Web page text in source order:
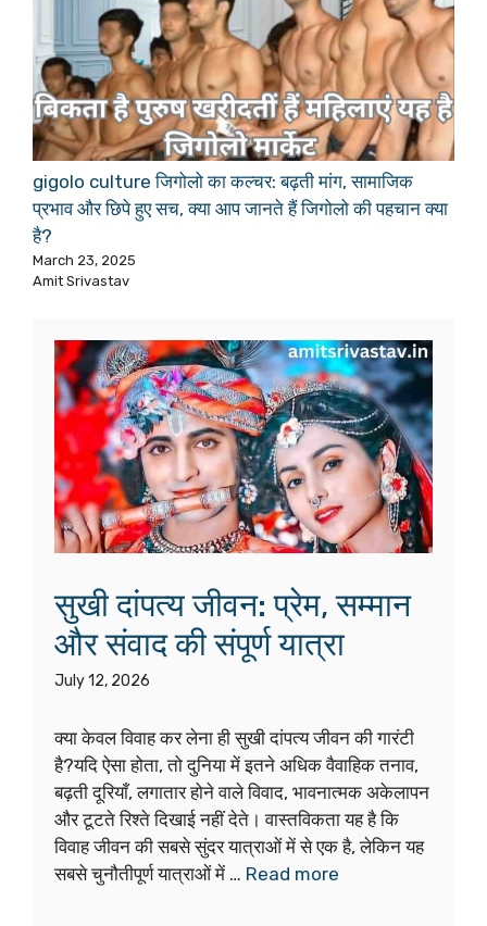
gigolo culture जिगोलो का कल्चर: बढ़ती मांग, सामाजिक
प्रभाव और छिपे हुए सच, क्या आप जानते हैं जिगोलो की पहचान क्या
है?
March 23, 2025
Amit Srivastav
सुखी दांपत्य जीवन: प्रेम, सम्मान
और संवाद की संपूर्ण यात्रा
July 12, 2026
क्या केवल विवाह कर लेना ही सुखी दांपत्य जीवन की गारंटी
है?यदि ऐसा होता, तो दुनिया में इतने अधिक वैवाहिक तनाव,
बढ़ती दूरियाँ, लगातार होने वाले विवाद, भावनात्मक अकेलापन
और टूटते रिश्ते दिखाई नहीं देते। वास्तविकता यह है कि
विवाह जीवन की सबसे सुंदर यात्राओं में से एक है, लेकिन यह
सबसे चुनौतीपूर्ण यात्राओं में … Read more